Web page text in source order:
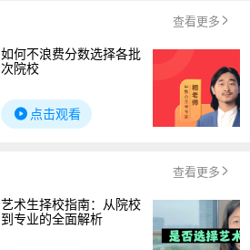
查看更多
如何不浪费分数选择各批
次院校
点击观看
查看更多
艺术生择校指南：从院校
到专业的全面解析